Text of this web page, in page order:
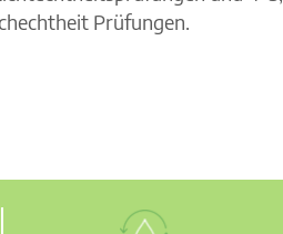
Prüfungen.